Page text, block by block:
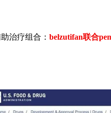
治疗组合： belzutifan联合